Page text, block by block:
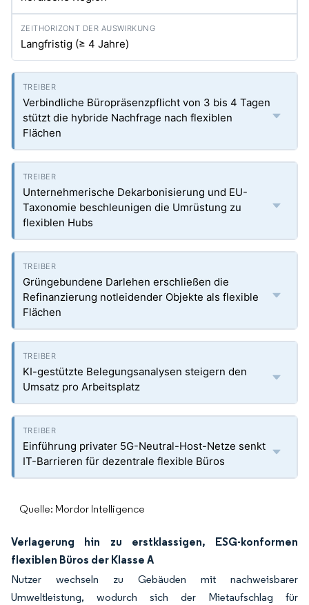
Langfristig (≥ 4 Jahre)
Verbindliche Büropräsenzpflicht von 3 bis 4 Tagen
stützt die hybride Nachfrage nach flexiblen
Flächen
Unternehmerische Dekarbonisierung und EU-
Taxonomie beschleunigen die Umrüstung zu
flexiblen Hubs
Grüngebundene Darlehen erschließen die
Refinanzierung notleidender Objekte als flexible
Flächen
KI-gestützte Belegungsanalysen steigern den
Umsatz pro Arbeitsplatz
Einführung privater 5G-Neutral-Host-Netze senkt
IT-Barrieren für dezentrale flexible Büros
Quelle: Mordor Intelligence
Verlagerung hin zu erstklassigen, ESG-konformen
flexiblen Büros der Klasse A
Nutzer wechseln zu Gebäuden mit nachweisbarer
Umweltleistung, wodurch sich der Mietaufschlag für